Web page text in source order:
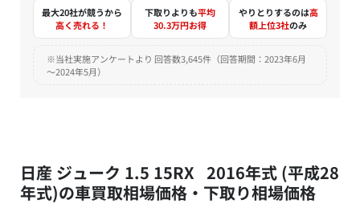
最大20社が競うから
高く売れる！
下取りよりも平均
30.3万円お得
やりとりするのは高
額上位3社のみ
※当社実施アンケートより 回答数3,645件（回答期間：2023年6月
～2024年5月）
日産 ジューク 1.5 15RX 2016年式 (平成28
年式)の車買取相場価格・下取り相場価格